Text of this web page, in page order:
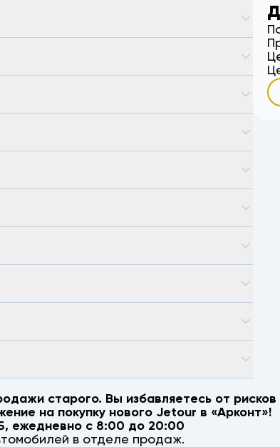
старого. Вы избавляетесь от рисков
на покупку нового Jetour в «Арконт»!
, ежедневно с 8:00 до 20:00
в отделе продаж.